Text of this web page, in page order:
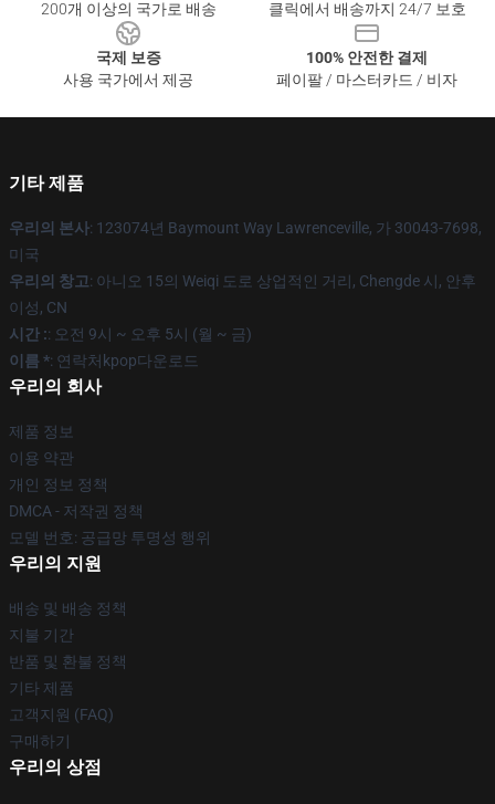
200개 이상의 국가로 배송
클릭에서 배송까지 24/7 보호
국제 보증
사용 국가에서 제공
100% 안전한 결제
페이팔 / 마스터카드 / 비자
기타 제품
우리의 본사: 123074년 Baymount Way Lawrenceville, 가 30043-7698,
미국
우리의 창고: 아니오 15의 Weiqi 도로 상업적인 거리, Chengde 시, 안후
이성, CN
시간 :: 오전 9시 ~ 오후 5시 (월 ~ 금)
이름 *: 연락처kpop다운로드
우리의 회사
제품 정보
이용 약관
개인 정보 정책
DMCA - 저작권 정책
모델 번호: 공급망 투명성 행위
우리의 지원
배송 및 배송 정책
지불 기간
반품 및 환불 정책
기타 제품
고객지원 (FAQ)
구매하기
우리의 상점